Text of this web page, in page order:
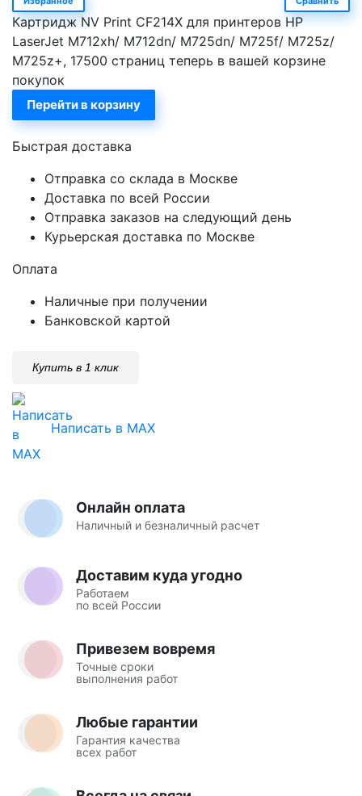
Картридж NV Print CF214X для принтеров HP
LaserJet M712xh/ M712dn/ M725dn/ M725f/ M725z/
M725z+, 17500 страниц теперь в вашей корзине
покупок
Перейти в корзину
Быстрая доставка
Отправка со склада в Москве
Доставка по всей России
Отправка заказов на следующий день
Курьерская доставка по Москве
Оплата
Наличные при получении
Банковской картой
Купить в 1 клик
Написать в MAX
Онлайн оплата
Наличный и безналичный расчет
Доставим куда угодно
Работаем
по всей России
Привезем вовремя
Точные сроки
выполнения работ
Любые гарантии
Гарантия качества
всех работ